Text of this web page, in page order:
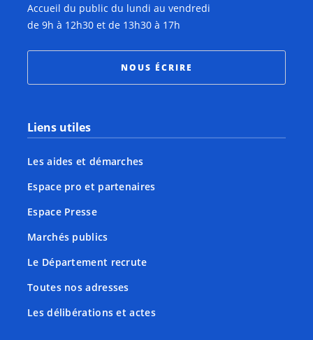
Accueil du public du lundi au vendredi
de 9h à 12h30 et de 13h30 à 17h
NOUS ÉCRIRE
Liens utiles
Les aides et démarches
Espace pro et partenaires
Espace Presse
Marchés publics
Le Département recrute
Toutes nos adresses
Les délibérations et actes